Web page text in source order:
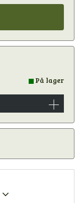
På lager